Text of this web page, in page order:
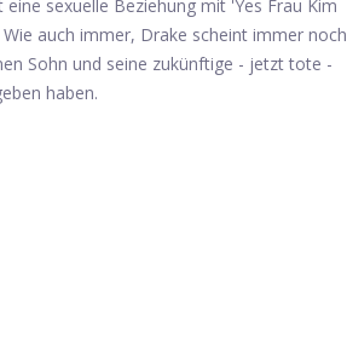
eine sexuelle Beziehung mit 'Yes Frau Kim
auch immer, Drake scheint immer noch
Sohn und seine zukünftige - jetzt tote -
haben.